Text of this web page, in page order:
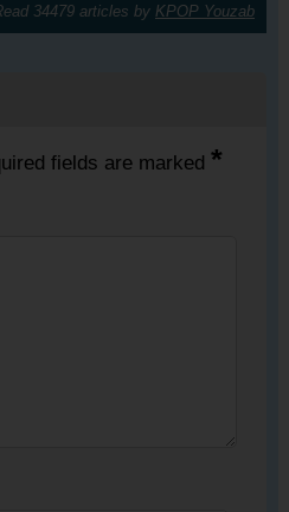
34479 articles by KPOP Youzab
fields are marked *